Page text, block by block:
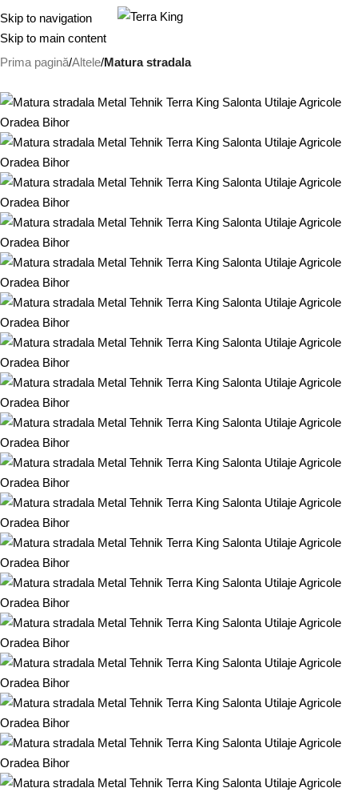
Skip to navigation
Skip to main content
Prima pagină Altele Matura stradala